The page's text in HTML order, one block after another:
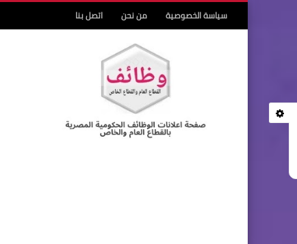
سياسة الخصوصية من نحن اتصل بنا